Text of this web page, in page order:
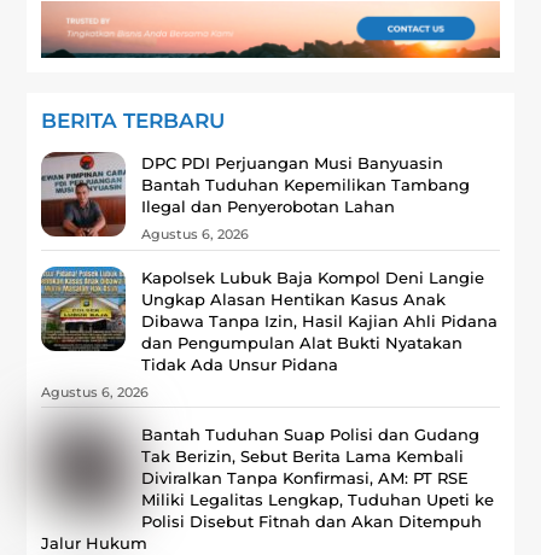
BERITA TERBARU
DPC PDI Perjuangan Musi Banyuasin
Bantah Tuduhan Kepemilikan Tambang
Ilegal dan Penyerobotan Lahan
Agustus 6, 2026
Kapolsek Lubuk Baja Kompol Deni Langie
Ungkap Alasan Hentikan Kasus Anak
Dibawa Tanpa Izin, Hasil Kajian Ahli Pidana
dan Pengumpulan Alat Bukti Nyatakan
Tidak Ada Unsur Pidana
Agustus 6, 2026
Bantah Tuduhan Suap Polisi dan Gudang
Tak Berizin, Sebut Berita Lama Kembali
Diviralkan Tanpa Konfirmasi, ‎AM: PT RSE
Miliki Legalitas Lengkap, Tuduhan Upeti ke
Polisi Disebut Fitnah dan Akan Ditempuh
Jalur Hukum